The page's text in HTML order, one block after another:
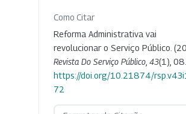
Como Citar
Reforma Administrativa vai
revolucionar o Serviço Público.
Revista Do Serviço Público 43(1), 08.
https://doi.org/10.21874/
72